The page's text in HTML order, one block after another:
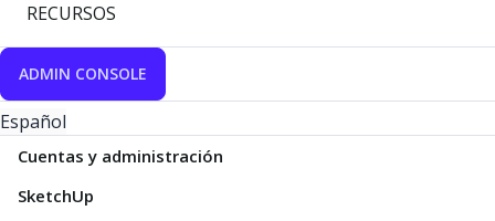
RECURSOS
ADMIN CONSOLE
Español
Cuentas y administración
SketchUp